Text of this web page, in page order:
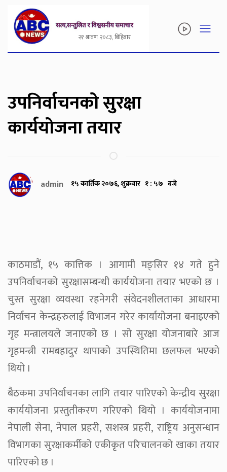
२१ श्रावण २०८३, बिहिबार
उपनिर्वाचनको सुरक्षा
कार्ययोजना तयार
admin १५ कार्तिक २०७६, शुक्रबार १ : ५७ बजे
काठमाडौं, १५ कात्तिक । आगामी मङ्सिर १४ गते हुने
उपनिर्वाचनको सुरक्षासम्बन्धी कार्ययोजना तयार भएको छ ।
चुस्त सुरक्षा व्यवस्था रहनेगरी संवेदनशीलताका आधारमा
निर्वाचन केन्द्रहरुलाई विभाजन गरेर कार्यायोजना बनाइएको
गृह मन्त्रालयले जनाएको छ । सो सुरक्षा योजनाबारे आज
गृहमन्त्री रामबहादुर थापाको उपस्थितिमा छलफल भएको
थियो ।
बैठकमा उपनिर्वाचनका लागि तयार पारिएको केन्द्रीय सुरक्षा
कार्ययोजना प्रस्तुतीकरण गरिएको थियो । कार्ययोजनामा
नेपाली सेना, नेपाल प्रहरी, सशस्त्र प्रहरी, राष्ट्रिय अनुसन्धान
विभागका सुरक्षाकर्मीको एकीकृत परिचालनको खाका तयार
पारिएको छ ।